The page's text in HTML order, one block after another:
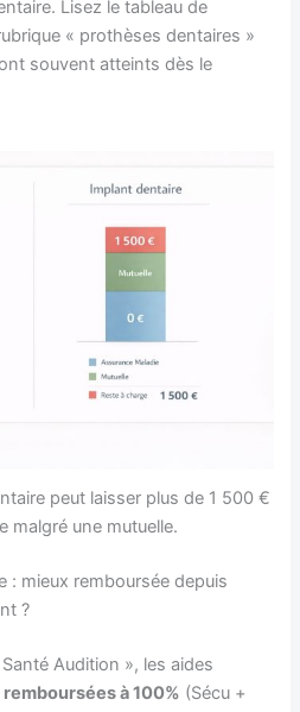
Lisez le tableau de
« prothèses dentaires »
souvent atteints dès le
peut laisser plus de 1 500 €
malgré une mutuelle.
: mieux remboursée depuis
?
Audition », les aides
à 100% (Sécu +